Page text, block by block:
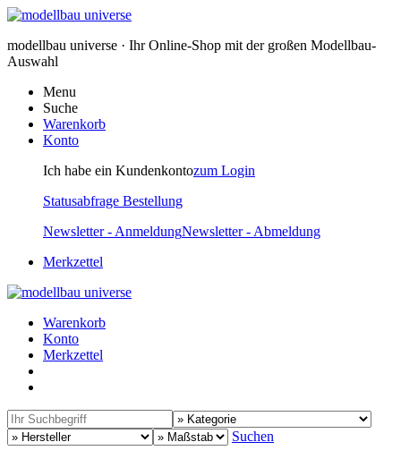
modellbau universe · Ihr Online-Shop mit der großen Modellbau-
Auswahl
Menu
Suche
Warenkorb
Konto
Ich habe ein Kundenkontozum Login
Statusabfrage Bestellung
Newsletter - AnmeldungNewsletter - Abmeldung
Merkzettel
Warenkorb
Konto
Merkzettel
Suchen